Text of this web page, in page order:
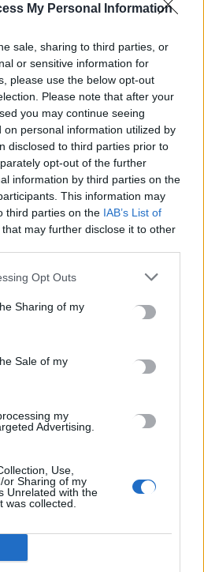
My Personal Information
sale, sharing to third parties, or
or sensitive information for
please use the below opt-out
Please note that after your
you may continue seeing
on personal information utilized by
disclosed to third parties prior to
opt-out of the further
information by third parties on the
This information may
third parties on the IAB’s List of
that may further disclose it to other
Opt Outs
Sharing of my
Sale of my
my
Advertising.
Use,
or Sharing of my
Unrelated with the
was collected.
2026
«πνίγουν» τις
τον «σπινθήρα» για τις μεγαλύτερες